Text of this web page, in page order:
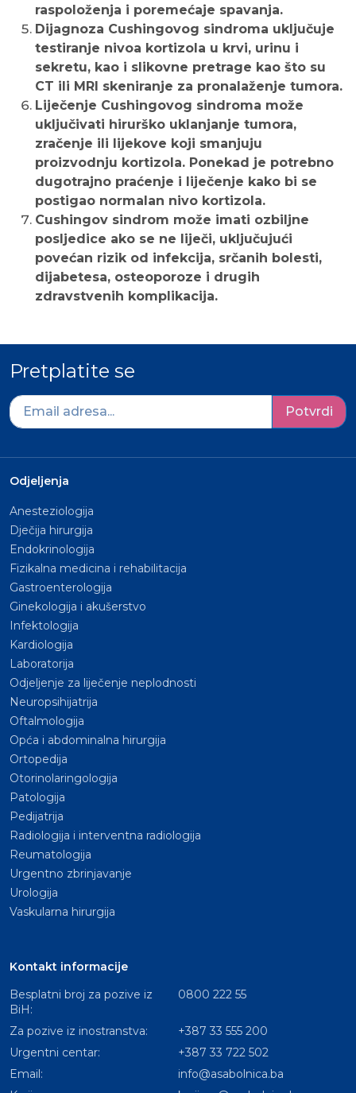
raspoloženja i poremećaje spavanja.
Dijagnoza Cushingovog sindroma uključuje
testiranje nivoa kortizola u krvi, urinu i
sekretu, kao i slikovne pretrage kao što su
CT ili MRI skeniranje za pronalaženje tumora.
Liječenje Cushingovog sindroma može
uključivati hirurško uklanjanje tumora,
zračenje ili lijekove koji smanjuju
proizvodnju kortizola. Ponekad je potrebno
dugotrajno praćenje i liječenje kako bi se
postigao normalan nivo kortizola.
Cushingov sindrom može imati ozbiljne
posljedice ako se ne liječi, uključujući
povećan rizik od infekcija, srčanih bolesti,
dijabetesa, osteoporoze i drugih
zdravstvenih komplikacija.
Pretplatite se
Potvrdi
Odjeljenja
Anesteziologija
Dječija hirurgija
Endokrinologija
Fizikalna medicina i rehabilitacija
Gastroenterologija
Ginekologija i akušerstvo
Infektologija
Kardiologija
Laboratorija
Odjeljenje za liječenje neplodnosti
Neuropsihijatrija
Oftalmologija
Opća i abdominalna hirurgija
Ortopedija
Otorinolaringologija
Patologija
Pedijatrija
Radiologija i interventna radiologija
Reumatologija
Urgentno zbrinjavanje
Urologija
Vaskularna hirurgija
Kontakt informacije
Besplatni broj za pozive iz
BiH:
0800 222 55
Za pozive iz inostranstva:
+387 33 555 200
Urgentni centar:
+387 33 722 502
Email:
info@asabolnica.ba